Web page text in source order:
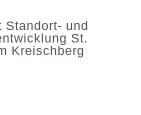
Standort- und
St.
Kreischberg